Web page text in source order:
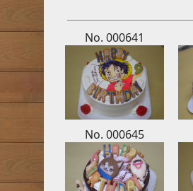
No. 000641
No. 000645